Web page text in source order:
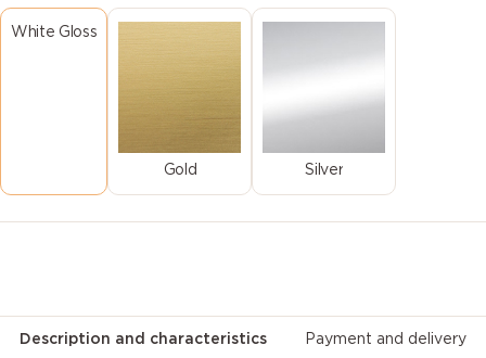
White Gloss
Gold Silver
Description and characteristics Payment and delivery